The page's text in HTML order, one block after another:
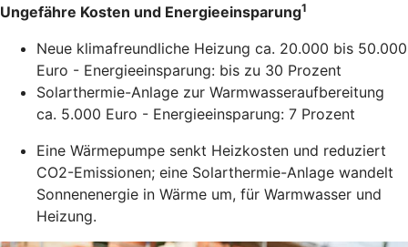
Ungefähre Kosten und Energieeinsparung1
Neue klimafreundliche Heizung ca. 20.000 bis 50.000
Euro - Energieeinsparung: bis zu 30 Prozent
Solarthermie-Anlage zur Warmwasseraufbereitung
ca. 5.000 Euro - Energieeinsparung: 7 Prozent
Eine Wärmepumpe senkt Heizkosten und reduziert
CO2-Emissionen; eine Solarthermie-Anlage wandelt
Sonnenenergie in Wärme um, für Warmwasser und
Heizung.